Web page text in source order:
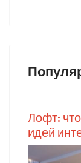
Лофт:
идей